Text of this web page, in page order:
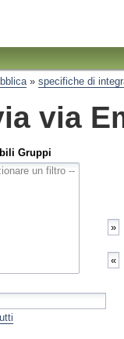
» specifiche di
via
Gruppi